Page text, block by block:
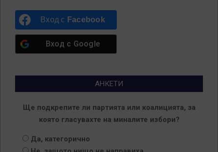
Вход с Facebook
Вход с Google
АНКЕТИ
Ще подкрепите ли партията или коалицията, за
която гласувахте на миналите избори?
Да, категорично